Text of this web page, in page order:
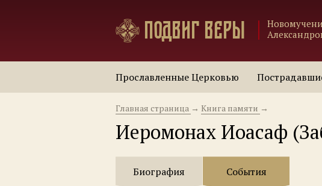
Подвиг веры
Прославленные Церковью
Главная страница → Книга памяти →
Иеромонах Иоасаф
Биография События